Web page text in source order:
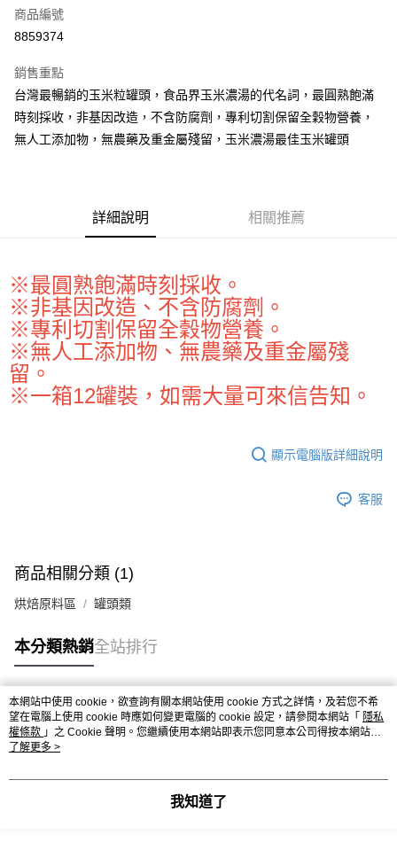
超商取貨付款
Apple Pay
街口支付
AFTEE先享後付
AFTEE先享後付是「在收到商品之後才付款」的支付方式。 讓您購物簡單
便利好安心！
１．簡單：不需註冊會員、不需綁卡、不需儲值。
２．便利：只要手機號碼，簡訊認證，即可結帳。
３．安心：先確認商品／服務後，再付款。
【「AFTEE先享後付」結帳流程】
１．於結帳方式選擇「AFTEE先享後付」後，將跳轉至「AFTEE先享後付」
結帳頁面，進行簡訊認證並確認金額後，即可完成結帳。
ATM／網路銀行／等多元方式進行付款，方視為交易完成。
【注意事項】
１．透過由恩沛科技股份有限公司提供之「AFTEE先享後付」服務完成之交
２．關於個人資料處理事宜，請瀏覽以下網址：
https://aftee.tw/terms/#terms3
「AFTEE先享後付」，若未經同意申辦者引起之損失，本公司不負相關責
任。
４．使用「AFTEE先享後付」時，將依據個別帳號之用戶狀況，依本公司即
時審查核予不同之上限額度；若仍有額度不足之情形，本公司將視審查結果
ATM付款
運送方式
全家取貨付款-重量限制含紙箱10kg，請控制商品重量在9~9.5
kg
每筆NT$90，滿NT$990(含以上)免運費
7-11取貨付款-重量限制含紙箱10kg，請控制商品重量在9~9.5
付款後7-11取貨-重量限制含紙箱10kg，請控制商品重量在9~
9.5kg
宅配-新竹物流
每筆NT$150，滿NT$2,000(含以上)免運費
離島客戶-中華郵政
每筆NT$120，滿NT$2,000(含以上)免運費
商品編號
8859374
銷售重點
台灣最暢銷的玉米粒罐頭，食品界玉米濃湯的代名詞，最圓熟飽滿
時刻採收，非基因改造，不含防腐劑，專利切割保留全穀物營養，
無人工添加物，無農藥及重金屬殘留，玉米濃湯最佳玉米罐頭
詳細說明 相關推薦
※最圓熟飽滿時刻採收。
※非基因改造、不含防腐劑。
※專利切割保留全穀物營養。
※無人工添加物、無農藥及重金屬殘
留。
※一箱12罐裝，如需大量可來信告知。
顯示電腦版詳細說明
客服
商品相關分類 (1)
烘焙原料區 罐頭類
本分類熱銷全站排行
熱門標籤
本網站中使用 cookie，欲查詢有關本網站使用 cookie 方式之詳情，及若您不希
望在電腦上使用 cookie 時應如何變更電腦的 cookie 設定，請參閱本網站「 隱私
權條款 」之 Cookie 聲明。您繼續使用本網站即表示您同意本公司得按本網站使
用條款之 Cookie 聲明使用 cookie。
了解更多 >
我知道了